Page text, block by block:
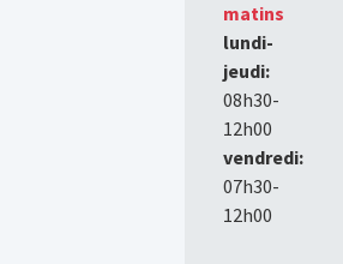
matins
lundi-
jeudi:
08h30-
12h00
vendredi:
07h30-
12h00